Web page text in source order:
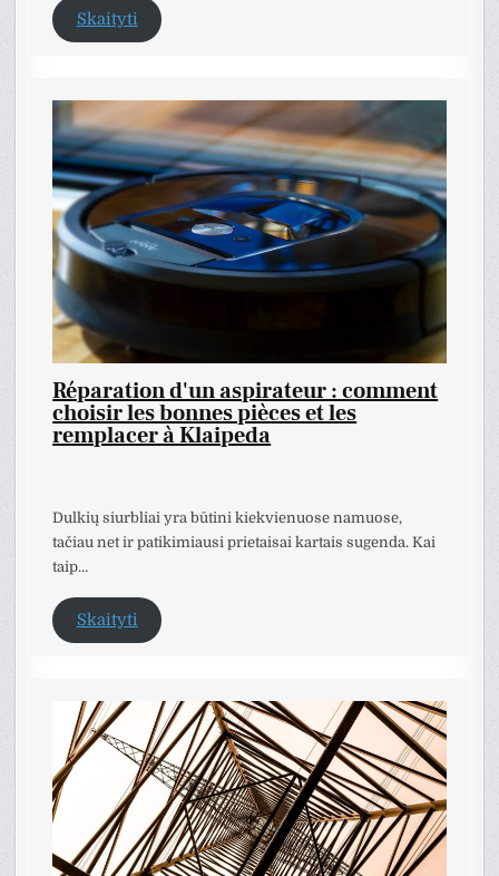
Skaityti
Réparation d'un aspirateur : comment
choisir les bonnes pièces et les
remplacer à Klaipeda
Dulkių siurbliai yra būtini kiekvienuose namuose,
tačiau net ir patikimiausi prietaisai kartais sugenda. Kai
taip…
Skaityti